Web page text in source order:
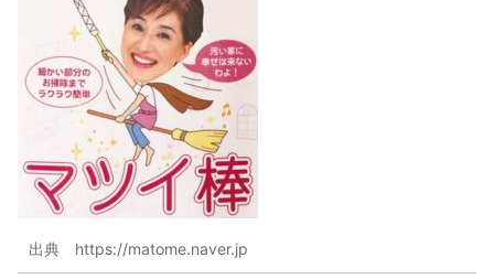
出典 https://matome.naver.jp